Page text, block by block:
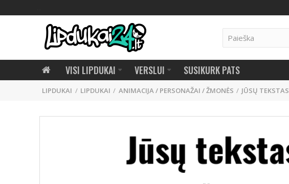
VISI LIPDUKAI VERSLUI SUSIKURK PATS
LIPDUKAI ANIMACIJA / PERSONAŽAI / ŽMONĖS JŪSŲ TEKSTAS